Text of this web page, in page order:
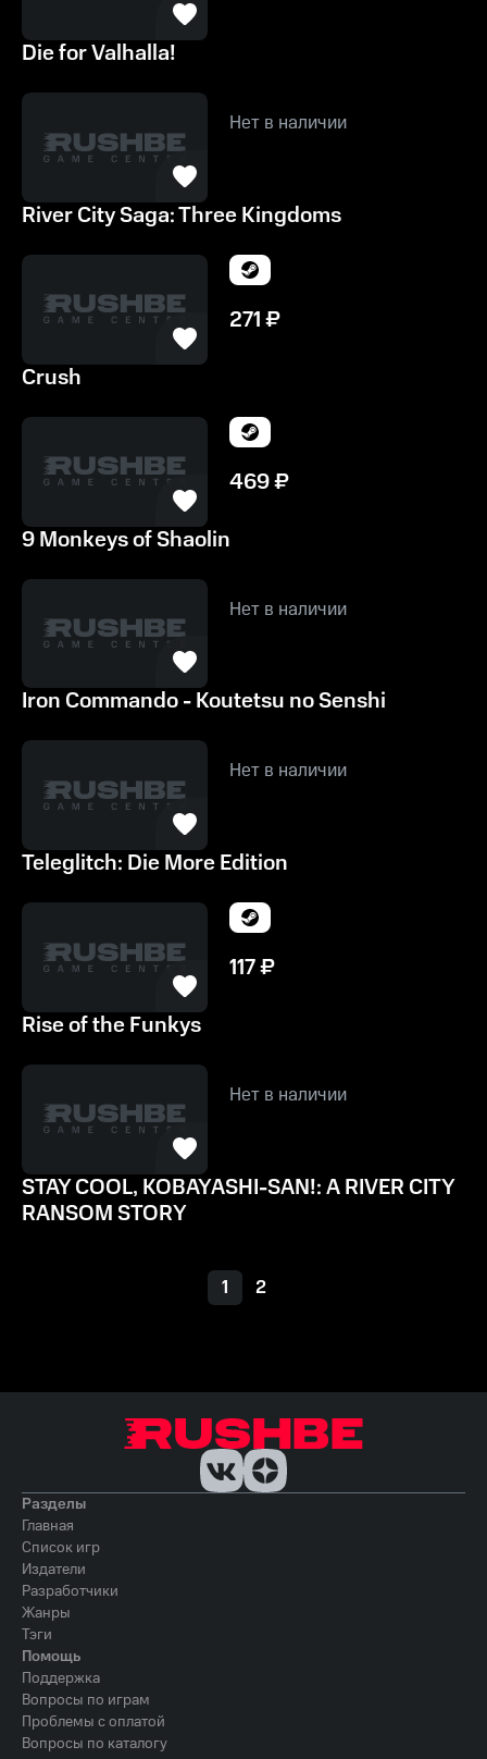
Die for Valhalla!
Нет в наличии
River City Saga: Three Kingdoms
271₽
Crush
469₽
9 Monkeys of Shaolin
Нет в наличии
Iron Commando - Koutetsu no Senshi
Нет в наличии
Teleglitch: Die More Edition
117₽
Rise of the Funkys
Нет в наличии
STAY COOL, KOBAYASHI-SAN!: A RIVER CITY
RANSOM STORY
1 2
Разделы
Главная
Список игр
Издатели
Разработчики
Жанры
Тэги
Помощь
Поддержка
Вопросы по играм
Проблемы с оплатой
Вопросы по каталогу